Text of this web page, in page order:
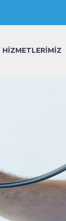
HIZMETLERIMIZ